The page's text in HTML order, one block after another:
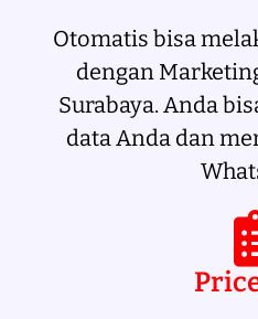
Otomatis bisa
dengan
Surabaya. Anda
data Anda dan